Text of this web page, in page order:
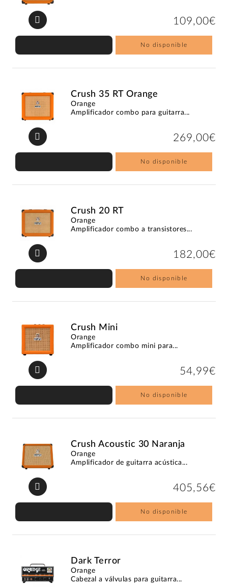
109,00€
No disponible
Crush 35 RT Orange
Orange
Amplificador combo para guitarra...
269,00€
No disponible
Crush 20 RT
Orange
Amplificador combo a transistores...
182,00€
No disponible
Crush Mini
Orange
Amplificador combo mini para...
54,99€
No disponible
Crush Acoustic 30 Naranja
Orange
Amplificador de guitarra acústica...
405,56€
No disponible
Dark Terror
Orange
Cabezal a válvulas para guitarra...